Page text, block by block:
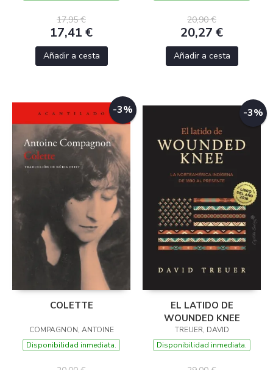
17,95 €
17,41 €
Añadir a cesta
20,90 €
20,27 €
Añadir a cesta
-3%
COLETTE
COMPAGNON, ANTOINE
Disponibilidad inmediata.
-3%
EL LATIDO DE
WOUNDED KNEE
TREUER, DAVID
Disponibilidad inmediata.